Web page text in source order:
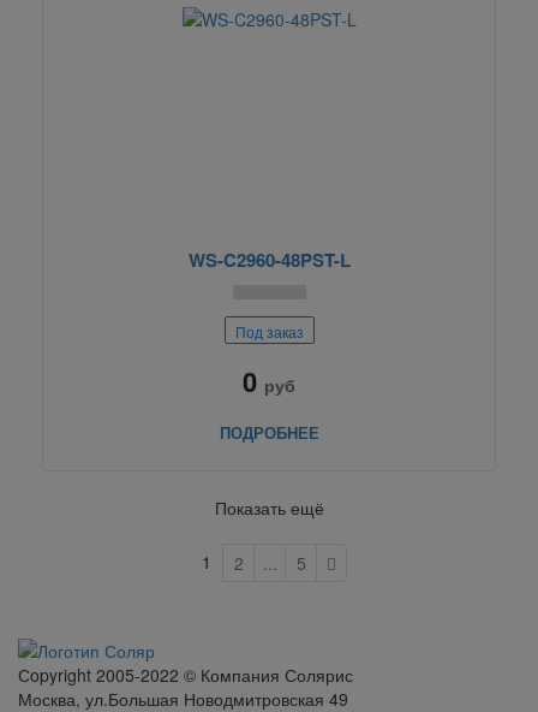
WS-C2960-48PST-L
Под заказ
0 руб
ПОДРОБНЕЕ
Показать ещё
1 2 ... 5
Сopyright 2005-2022 © Компания Солярис
Москва, ул.Большая Новодмитровская 49